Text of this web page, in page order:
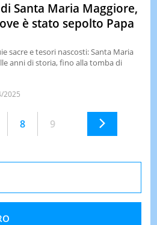
Santa Maria Maggiore,
è stato sepolto Papa
sacre e tesori nascosti: Santa Maria
anni di storia, fino alla tomba di
2025
8 9